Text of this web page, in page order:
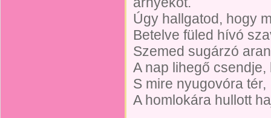
Úgy hallgatod, hogy
Betelve füled hívó
Szemed sugárzó
A nap lihegő
S mire nyugovóra tér,
A homlokára hullott